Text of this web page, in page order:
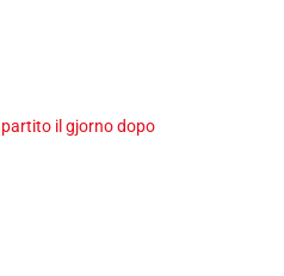
il gjorno dopo